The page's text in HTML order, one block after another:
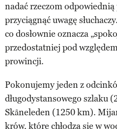
nadać rzeczom
przyciągnąć uwagę
co dosłownie oznacza
przedostatniej pod
prowincji.
Pokonujemy jeden z
długodystansowego szlaku
Skåneleden (1250 km).
krów, które chłodzą się w